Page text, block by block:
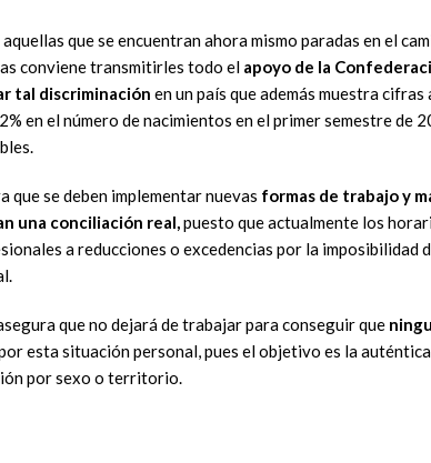
que se encuentran ahora mismo paradas en el
conviene transmitirles todo el apoyo de la
tal discriminación en un país que además muestra cifras
en el número de nacimientos en el primer semestre de
que se deben implementar nuevas formas de trabajo y
una conciliación real,puesto que actualmente los
a reducciones o excedencias por la imposibilidad
que no dejará de trabajar para conseguir que
esta situación personal, pues el objetivo es la
por sexo o territorio.